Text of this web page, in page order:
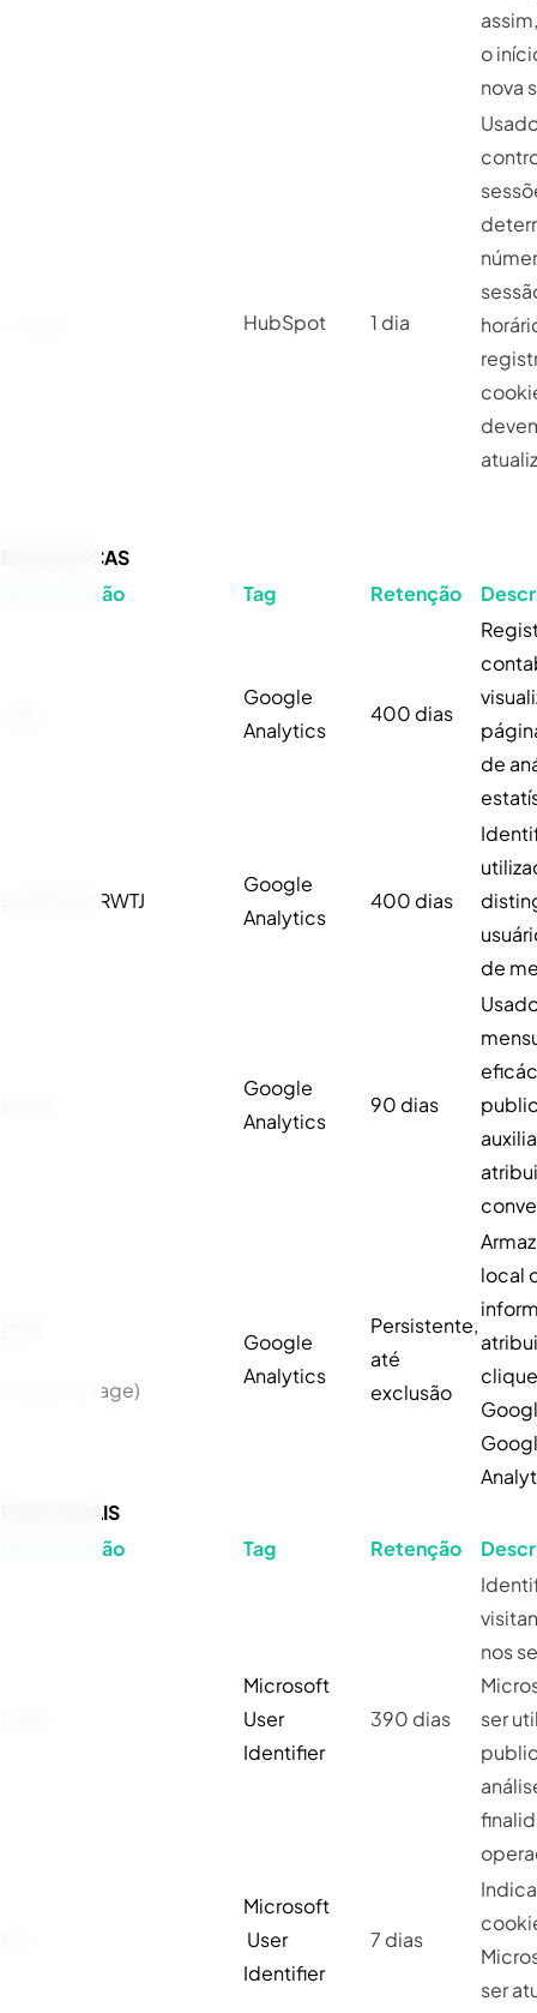
o
nova
HubSpot 1 dia
ESTATÍSTICAS
Identificação
Tag Retenção
Google
Analytics
400 dias
de
MTX95YRWTJ
Google
Analytics
400 dias
de
Google
Analytics
90 dias
(Local Storage)
Google
Analytics
Persistente,
até
exclusão
local
FUNCIONAIS
Identificação
Tag Retenção
Microsoft
User
Identifier
390 dias
nos
ser
Microsoft
User
Identifier
7 dias
ser